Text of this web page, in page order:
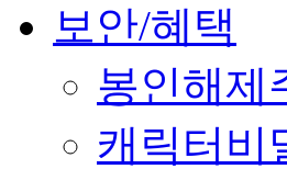
보안/혜택
봉인해제
캐릭터비